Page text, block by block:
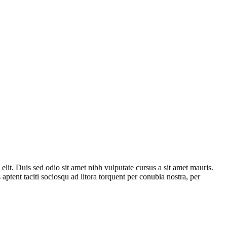
Duis sed odio sit amet nibh vulputate cursus a sit amet mauris.
taciti sociosqu ad litora torquent per conubia nostra, per